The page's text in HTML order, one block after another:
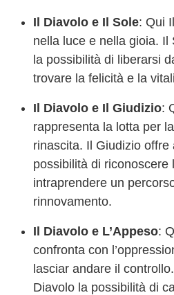
Il Diavolo e Il Sole: Qui
nella luce e nella gioia. Il
la possibilità di liberarsi
trovare la felicità e la
Il Diavolo e Il Giudizio:
rappresenta la lotta per
rinascita. Il Giudizio offre
possibilità di riconoscere
intraprendere un
rinnovamento.
Il Diavolo e L’Appeso:
confronta con
lasciar andare il
Diavolo la possibilità di